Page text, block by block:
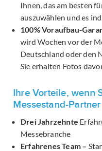
Ihnen, das am besten
auszuwählen und es
100% Voraufbau-
wird Wochen vor der
Deutschland oder den
Sie erhalten Fotos
Ihre Vorteile, wenn
Messestand-
Drei Jahrzehnte
Messebranche
Erfahrenes Team –